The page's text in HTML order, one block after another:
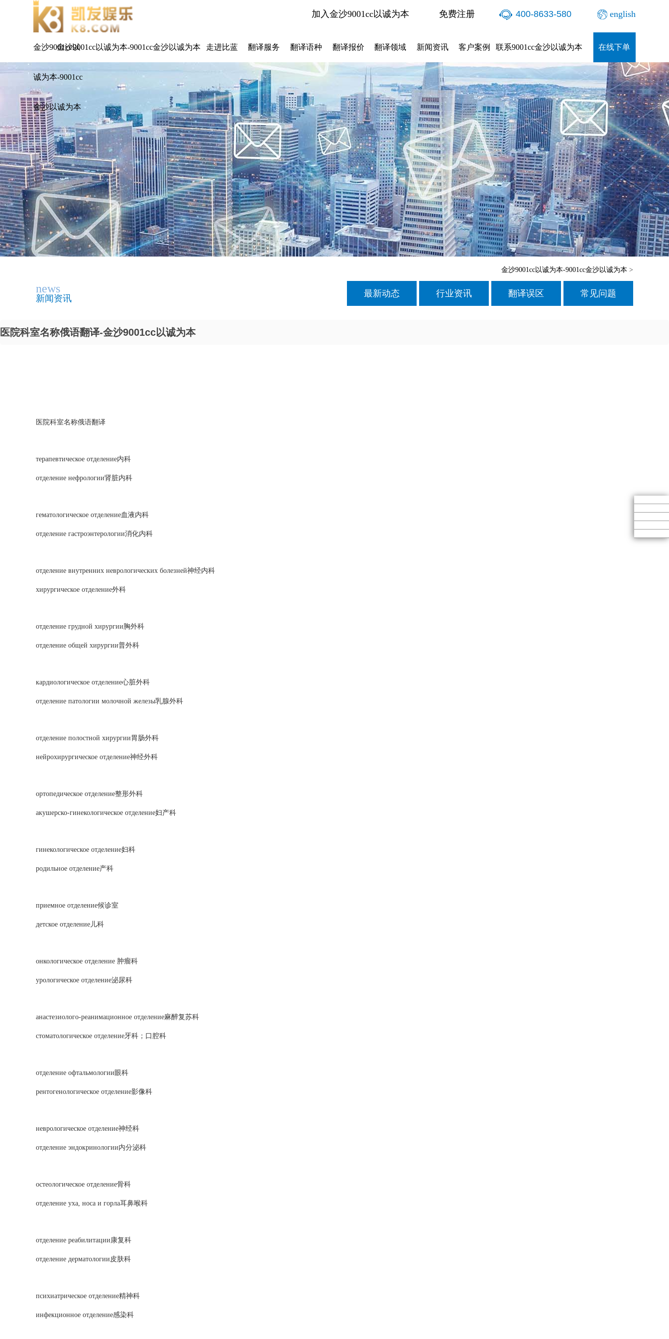
加入金沙9001cc以诚为本 免费注册 400-8633-580 english
金沙9001cc以
诚为本-9001cc
金沙以诚为本
金沙9001cc以诚为本-9001cc金沙以诚为本 走进比蓝 翻译服务 翻译语种 翻译报价 翻译领域 新闻资讯 客户案例 联系9001cc金沙以诚为本 在线下单
金沙9001cc以诚为本-9001cc金沙以诚为本 >
news
新闻资讯 最新动态 行业资讯 翻译误区 常见问题
医院科室名称俄语翻译-金沙9001cc以诚为本
医院科室名称俄语翻译
терапевтическое отделение内科
отделение нефрологии肾脏内科
гематологическое отделение血液内科
отделение гастроэнтерологии消化内科
отделение внутренних неврологических болезней神经内科
хирургическое отделение外科
отделение грудной хирургии胸外科
отделение общей хирургии普外科
кардиологическое отделение心脏外科
отделение патологии молочной железы乳腺外科
отделение полостной хирургии胃肠外科
нейрохирургическое отделение神经外科
ортопедическое отделение整形外科
акушерско-гинекологическое отделение妇产科
гинекологическое отделение妇科
родильное отделение产科
приемное отделение候诊室
детское отделение儿科
онкологическое отделение 肿瘤科
урологическое отделение泌尿科
анастезиолого-реанимационное отделение麻醉复苏科
стоматологическое отделение牙科；口腔科
отделение офтальмологии眼科
рентогенологическое отделение影像科
неврологическое отделение神经科
отделение эндокринологии内分泌科
остеологическое отделение骨科
отделение уха, носа и горла耳鼻喉科
отделение реабилитации康复科
отделение дерматологии皮肤科
психиатрическое отделение精神科
инфекционное отделение感染科